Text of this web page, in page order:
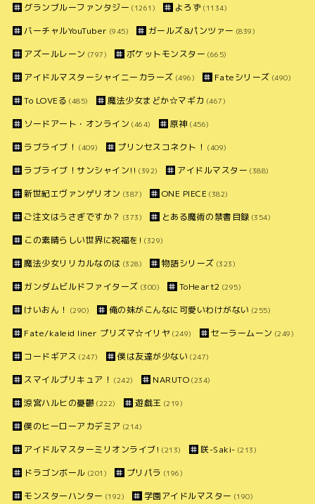
グランブルーファンタジー (1261) よろず (1134)
バーチャルYouTuber (945) ガールズ&パンツァー (839)
アズールレーン (797) ポケットモンスター (665)
アイドルマスターシャイニーカラーズ (496) Fateシリーズ (490)
To LOVEる (485) 魔法少女まどか☆マギカ (467)
ソードアート・オンライン (464) 原神 (456)
ラブライブ！ (409) プリンセスコネクト！ (409)
ラブライブ！サンシャイン!! (392) アイドルマスター (388)
新世紀エヴァンゲリオン (387) ONE PIECE (382)
ご注文はうさぎですか？ (373) とある魔術の禁書目録 (354)
この素晴らしい世界に祝福を! (329)
魔法少女リリカルなのは (328) 物語シリーズ (323)
ガンダムビルドファイターズ (300) ToHeart2 (295)
けいおん！ (290) 俺の妹がこんなに可愛いわけがない (255)
Fate/kaleid liner プリズマ☆イリヤ (249) セーラームーン (249)
コードギアス (247) 僕は友達が少ない (247)
スマイルプリキュア！ (242) NARUTO (234)
涼宮ハルヒの憂鬱 (222) 遊戯王 (219)
僕のヒーローアカデミア (214)
アイドルマスターミリオンライブ! (213) 咲-Saki- (213)
ドラゴンボール (201) プリパラ (196)
モンスターハンター (192) 学園アイドルマスター (190)